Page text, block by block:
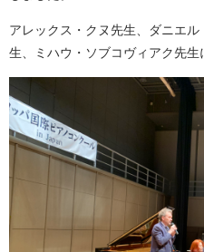
アレックス・クヌ先生、ダニエ
生、ミハウ・ソブコヴィアク先生